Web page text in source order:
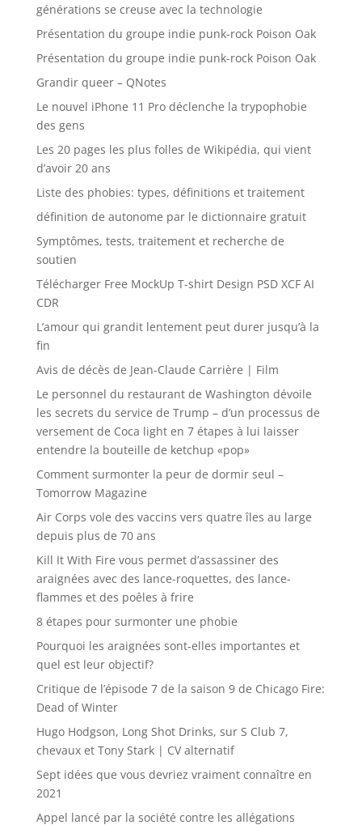
générations se creuse avec la technologie
Présentation du groupe indie punk-rock Poison Oak
Présentation du groupe indie punk-rock Poison Oak
Grandir queer – QNotes
Le nouvel iPhone 11 Pro déclenche la trypophobie
des gens
Les 20 pages les plus folles de Wikipédia, qui vient
d’avoir 20 ans
Liste des phobies: types, définitions et traitement
définition de autonome par le dictionnaire gratuit
Symptômes, tests, traitement et recherche de
soutien
Télécharger Free MockUp T-shirt Design PSD XCF AI
CDR
L’amour qui grandit lentement peut durer jusqu’à la
fin
Avis de décès de Jean-Claude Carrière | Film
Le personnel du restaurant de Washington dévoile
les secrets du service de Trump – d’un processus de
versement de Coca light en 7 étapes à lui laisser
entendre la bouteille de ketchup «pop»
Comment surmonter la peur de dormir seul –
Tomorrow Magazine
Air Corps vole des vaccins vers quatre îles au large
depuis plus de 70 ans
Kill It With Fire vous permet d’assassiner des
araignées avec des lance-roquettes, des lance-
flammes et des poêles à frire
8 étapes pour surmonter une phobie
Pourquoi les araignées sont-elles importantes et
quel est leur objectif?
Critique de l’épisode 7 de la saison 9 de Chicago Fire:
Dead of Winter
Hugo Hodgson, Long Shot Drinks, sur S Club 7,
chevaux et Tony Stark | CV alternatif
Sept idées que vous devriez vraiment connaître en
2021
Appel lancé par la société contre les allégations